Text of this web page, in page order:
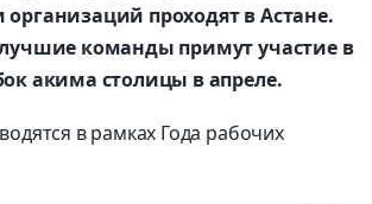
проходят в Астане.
команды примут участие в
акима столицы в апреле.
в рамках Года рабочих